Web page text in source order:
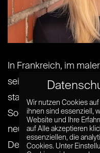
In Frankreich, im
seit 20 Jahren eine
statt: das Laval Virtual.
SocialVR, Games,
neuen Technologien
Dekaden ausgestellt,
Wir nutzen Cookies
ihnen sind essenziell,
Website und Ihre
auf Alle akzeptieren
essenziellen, die
Cookies. Unter